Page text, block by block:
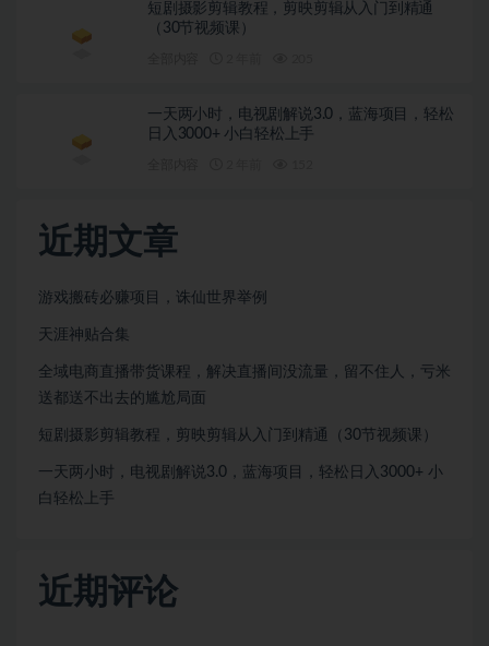
短剧摄影剪辑教程，剪映剪辑从入门到精通
（30节视频课）
一天两小时，电视剧解说3.0，蓝海项目，轻松
日入3000+ 小白轻松上手
近期文章
游戏搬砖必赚项目，诛仙世界举例
天涯神贴合集
全域电商直播带货课程，解决直播间没流量，留不住人，亏米
送都送不出去的尴尬局面
短剧摄影剪辑教程，剪映剪辑从入门到精通（30节视频课）
一天两小时，电视剧解说3.0，蓝海项目，轻松日入3000+ 小
白轻松上手
近期评论